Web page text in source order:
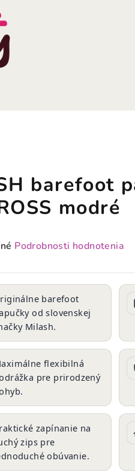
barefoot
modré
Podrobnosti hodnotenia
barefoot
od slovenskej
Milash.
flexibilná
pre prirodzený
zapínanie na
zips pre
obúvanie.